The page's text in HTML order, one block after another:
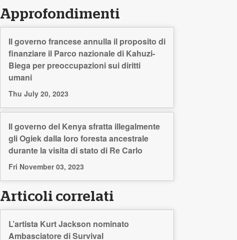
Approfondimenti
Il governo francese annulla il proposito di
finanziare il Parco nazionale di Kahuzi-
Biega per preoccupazioni sui diritti
umani
Thu July 20, 2023
Il governo del Kenya sfratta illegalmente
gli Ogiek dalla loro foresta ancestrale
durante la visita di stato di Re Carlo
Fri November 03, 2023
Articoli correlati
L’artista Kurt Jackson nominato
Ambasciatore di Survival